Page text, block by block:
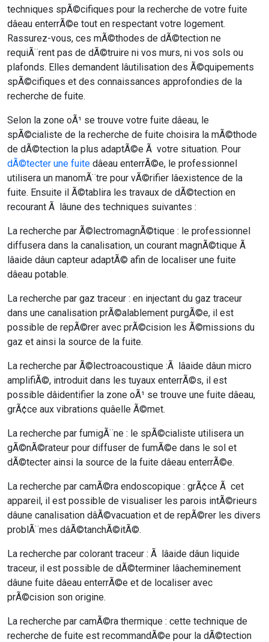
techniques spÃ©cifiques pour la recherche de votre fuite
dâeau enterrÃ©e tout en respectant votre logement.
Rassurez-vous, ces mÃ©thodes de dÃ©tection ne
requiÃ¨rent pas de dÃ©truire ni vos murs, ni vos sols ou
plafonds. Elles demandent lâutilisation des Ã©quipements
spÃ©cifiques et des connaissances approfondies de la
recherche de fuite.
Selon la zone oÃ¹ se trouve votre fuite dâeau, le
spÃ©cialiste de la recherche de fuite choisira la mÃ©thode
de dÃ©tection la plus adaptÃ©e Ã votre situation. Pour
dÃ©tecter une fuite dâeau enterrÃ©e, le professionnel
utilisera un manomÃ¨tre pour vÃ©rifier lâexistence de la
fuite. Ensuite il Ã©tablira les travaux de dÃ©tection en
recourant Ã lâune des techniques suivantes :
La recherche par Ã©lectromagnÃ©tique : le professionnel
diffusera dans la canalisation, un courant magnÃ©tique Ã
lâaide dâun capteur adaptÃ© afin de localiser une fuite
dâeau potable.
La recherche par gaz traceur : en injectant du gaz traceur
dans une canalisation prÃ©alablement purgÃ©e, il est
possible de repÃ©rer avec prÃ©cision les Ã©missions du
gaz et ainsi la source de la fuite.
La recherche par Ã©lectroacoustique :Ã lâaide dâun micro
amplifiÃ©, introduit dans les tuyaux enterrÃ©s, il est
possible dâidentifier la zone oÃ¹ se trouve une fuite dâeau,
grÃ¢ce aux vibrations quâelle Ã©met.
La recherche par fumigÃ¨ne : le spÃ©cialiste utilisera un
gÃ©nÃ©rateur pour diffuser de fumÃ©e dans le sol et
dÃ©tecter ainsi la source de la fuite dâeau enterrÃ©e.
La recherche par camÃ©ra endoscopique : grÃ¢ce Ã cet
appareil, il est possible de visualiser les parois intÃ©rieurs
dâune canalisation dâÃ©vacuation et de repÃ©rer les divers
problÃ¨mes dâÃ©tanchÃ©itÃ©.
La recherche par colorant traceur : Ã lâaide dâun liquide
traceur, il est possible de dÃ©terminer lâacheminement
dâune fuite dâeau enterrÃ©e et de localiser avec
prÃ©cision son origine.
La recherche par camÃ©ra thermique : cette technique de
recherche de fuite est recommandÃ©e pour la dÃ©tection